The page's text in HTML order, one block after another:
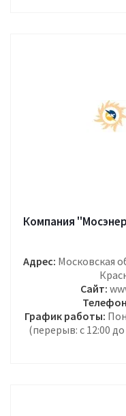
Компания
Адрес: Московская
Сайт:
График работы:
(перерыв: с 12:00